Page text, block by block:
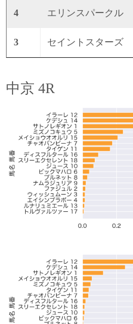
4 エリンスパークル
3 セイントスターズ
中京 4R